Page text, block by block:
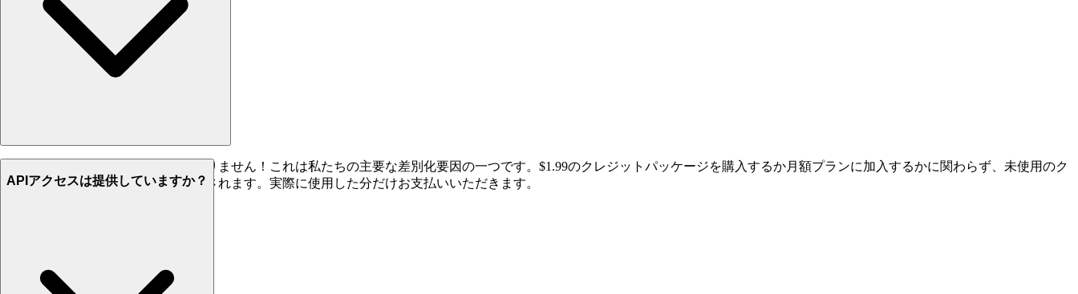
いいえ、クレジットは期限切れになりません！これは私たちの主要な差別化要因の一つです。$1.99のクレジットパッケージを購入するか月額プランに加入するかに関わらず、未使用のク
レジットは無期限にロールオーバーされます。実際に使用した分だけお支払いいただきます。
APIアクセスは提供していますか？